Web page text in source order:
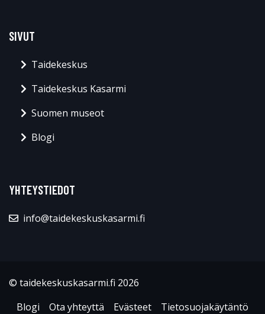
SIVUT
Taidekeskus
Taidekeskus Kasarmi
Suomen museot
Blogi
YHTEYSTIEDOT
info@taidekeskuskasarmi.fi
© taidekeskuskasarmi.fi 2026
Blogi
Ota yhteyttä Evästeet Tietosuojakäytäntö